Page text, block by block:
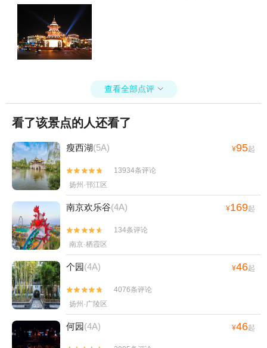
查看全部点评 
看了该景点的人还看了
瘦西湖(5A) ¥95起


13934条评论
扬州·邗江区
南京欢乐谷(4A) ¥169起


134条评论
南京·栖霞区
个园(4A) ¥46起


4076条评论
扬州·广陵区
何园(4A) ¥46起